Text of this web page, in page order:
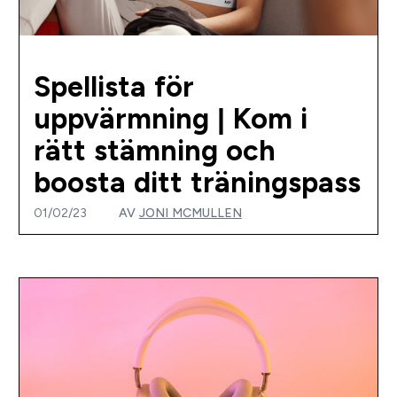
Spellista för
uppvärmning | Kom i
rätt stämning och
boosta ditt träningspass
01/02/23 AV JONI MCMULLEN